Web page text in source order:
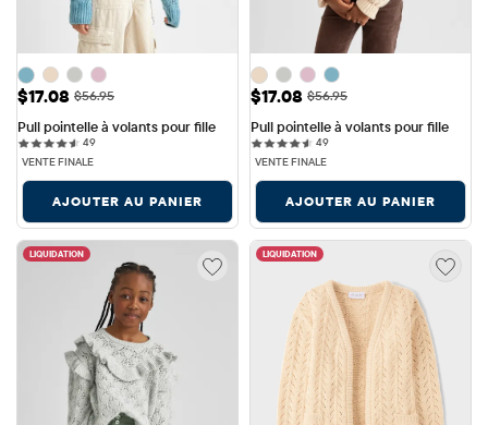
Prix ​​de vente: $17.08
$17.08 Prix ​​d'origine: $56.95
$56.95
Pull pointelle à volants pour fille
4949 reviews
VENTE FINALE
AJOUTER AU PANIER
Prix ​​de vente: $17.08
$17.08 Prix ​​d'origine: $56.95
$56.95
Pull pointelle à volants pour fille
4949 reviews
VENTE FINALE
AJOUTER AU PANIER
LIQUIDATION LIQUIDATION